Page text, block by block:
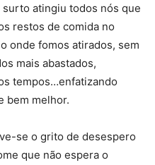
atingiu todos nós que
restos de comida no
onde fomos atirados, sem
mais abastados,
tempos…enfatizando
bem melhor.
se o grito de desespero
que não espera o